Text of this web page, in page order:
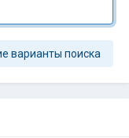
варианты поиска